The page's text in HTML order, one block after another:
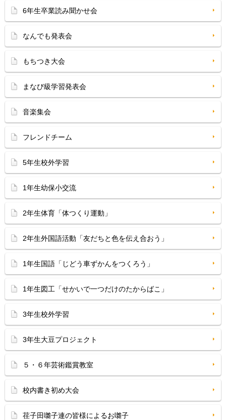
6年生卒業読み聞かせ会
なんでも発表会
もちつき大会
まなび級学習発表会
音楽集会
フレンドチーム
5年生校外学習
1年生幼保小交流
2年生体育「体つくり運動」
2年生外国語活動「友だちと色を伝え合おう」
1年生国語「じどう車ずかんをつくろう」
1年生図工「せかいで一つだけのたからばこ」
3年生校外学習
3年生大豆プロジェクト
５・６年芸術鑑賞教室
校内書き初め大会
荏子田囃子連の皆様によるお囃子